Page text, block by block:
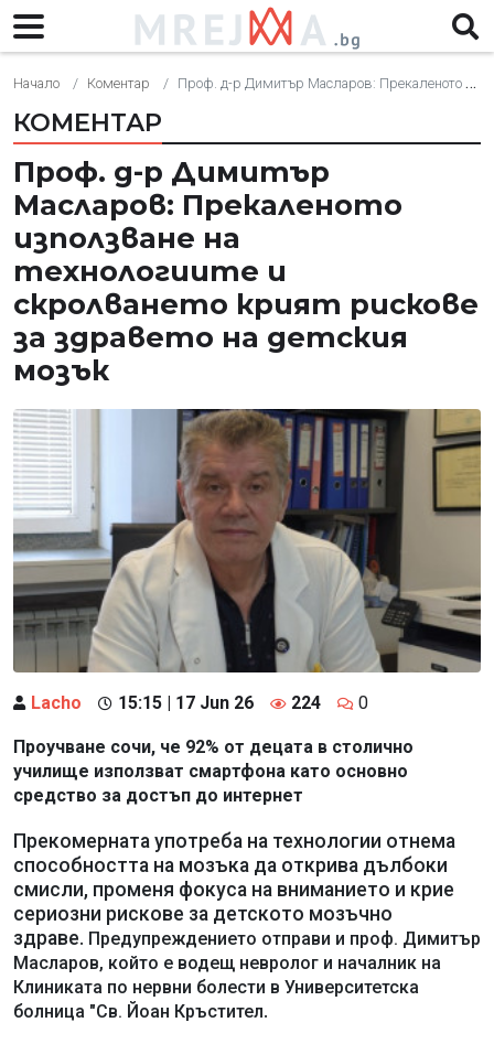
Начало Коментар Проф. д-р Димитър Масларов: Прекаленото използване на технологиите и скролването крият рискове за здравето на детския мозък
КОМЕНТАР
Проф. д-р Димитър
Масларов: Прекаленото
използване на
технологиите и
скролването крият рискове
за здравето на детския
мозък
Lacho 15:15 | 17 Jun 26 224 0
Проучване сочи, че 92% от децата в столично
училище използват смартфона като основно
средство за достъп до интернет
Прекомерната употреба на технологии отнема
способността на мозъка да открива дълбоки
смисли, променя фокуса на вниманието и крие
сериозни рискове за детското мозъчно
здраве. Предупреждението отправи и проф. Димитър
Масларов, който е водещ невролог и началник на
Клиниката по нервни болести в Университетска
болница "Св. Йоан Кръстител.